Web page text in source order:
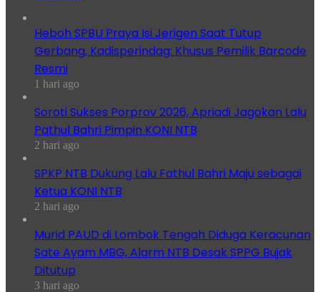
Heboh SPBU Praya Isi Jerigen Saat Tutup
Gerbang, Kadisperindag: Khusus Pemilik Barcode
Resmi
1 hari ago
Soroti Sukses Porprov 2026, Apriadi Jagokan Lalu
Pathul Bahri Pimpin KONI NTB
2 hari ago
SPKP NTB Dukung Lalu Fathul Bahri Maju sebagai
Ketua KONI NTB
2 hari ago
Murid PAUD di Lombok Tengah Diduga Keracunan
Sate Ayam MBG, Alarm NTB Desak SPPG Bujak
Ditutup
3 hari ago